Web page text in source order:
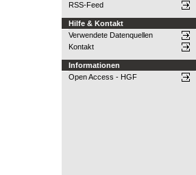
RSS-Feed
Hilfe & Kontakt
Verwendete Datenquellen
Kontakt
Informationen
Open Access - HGF